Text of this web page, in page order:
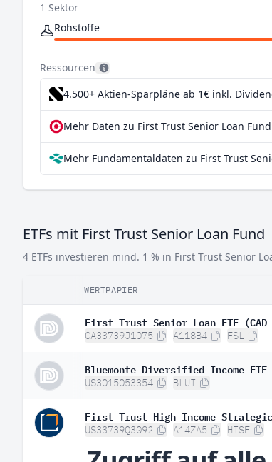
1 Sektor
Rohstoffe
Ressourcen
4.500+ Aktien-Sparpläne ab 1€ inkl.
Mehr Daten zu First Trust Senior Loan
Mehr Fundamentaldaten zu First Trust
ETFs mit First Trust Senior Loan Fund
4 ETFs investieren mind. 1 % in First Trust Senior
WERTPAPIER
First Trust Senior Loan ETF (CAD-
CA33739J1075 A118B4 FSL
Bluemonte Diversified Income ETF
US3015053354 BLUI
First Trust High Income Strategic
US33739Q3092 A14ZA5 HISF